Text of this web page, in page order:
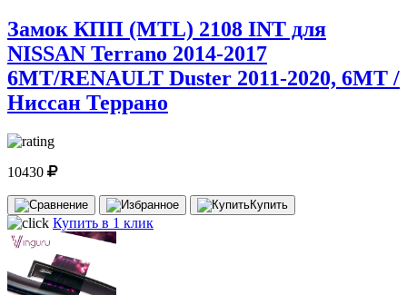
Замок КПП (MTL) 2108 INT для
NISSAN Terrano 2014-2017
6MT/RENAULT Duster 2011-2020, 6MT /
Ниссан Террано
10430
Купить
Купить в 1 клик